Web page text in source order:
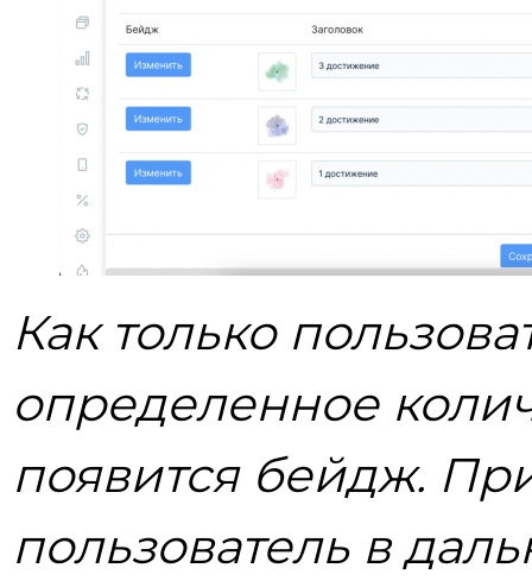
Как только
определенное
появится бейдж.
пользователь в